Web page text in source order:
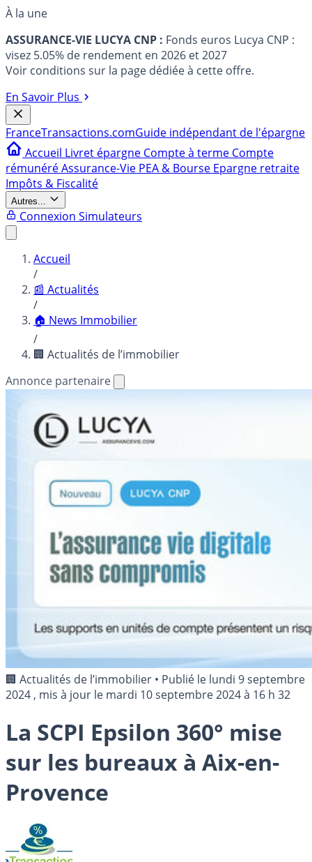
À la une
ASSURANCE-VIE LUCYA CNP : Fonds euros Lucya CNP :
visez 5.05% de rendement en 2026 et 2027
Voir conditions sur la page dédiée à cette offre.
En Savoir Plus
FranceTransactions.comGuide indépendant de l'épargne
Accueil Livret épargne Compte à terme Compte
rémunéréAssurance-Vie PEA & Bourse Epargne retraite
Impôts & Fiscalité
Autres...
Connexion Simulateurs
Accueil
/
📰 Actualités
/
🏠 News Immobilier
/
🏢 Actualités de l’immobilier
Annonce partenaire
🏢 Actualités de l’immobilier • Publié le lundi 9 septembre
2024 , mis à jour le mardi 10 septembre 2024 à 16 h 32
La SCPI Epsilon 360° mise
sur les bureaux à Aix-en-
Provence